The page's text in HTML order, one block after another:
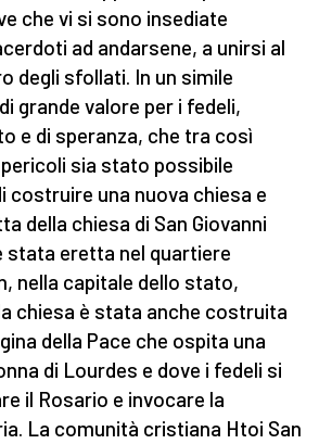
che vi si sono insediate
ad andarsene, a unirsi al
degli sfollati. In un simile
grande valore per i fedeli,
e di speranza, che tra così
sia stato possibile
costruire una nuova chiesa e
della chiesa di San Giovanni
stata eretta nel quartiere
nella capitale dello stato,
chiesa è stata anche costruita
della Pace che ospita una
di Lourdes e dove i fedeli si
il Rosario e invocare la
La comunità cristiana Htoi San